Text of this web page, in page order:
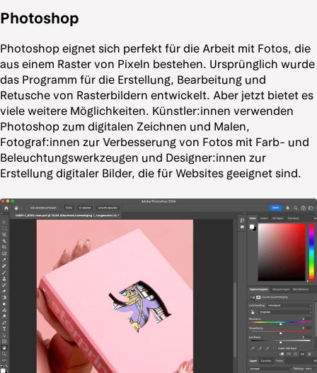
Photoshop
Photoshop eignet sich perfekt für die Arbeit mit Fotos, die
aus einem Raster von Pixeln bestehen. Ursprünglich wurde
das Programm für die Erstellung, Bearbeitung und
Retusche von Rasterbildern entwickelt. Aber jetzt bietet es
viele weitere Möglichkeiten. Künstler:innen verwenden
Photoshop zum digitalen Zeichnen und Malen,
Fotograf:innen zur Verbesserung von Fotos mit Farb- und
Beleuchtungswerkzeugen und Designer:innen zur
Erstellung digitaler Bilder, die für Websites geeignet sind.